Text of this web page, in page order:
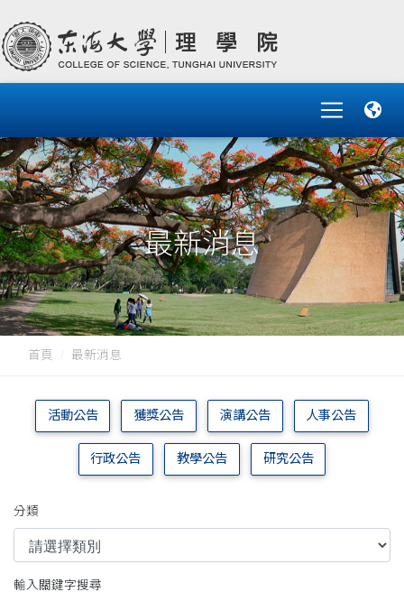
最新消息
首頁 最新消息
活動公告 獲獎公告 演講公告 人事公告
行政公告 教學公告 研究公告
分類
輸入關鍵字搜尋